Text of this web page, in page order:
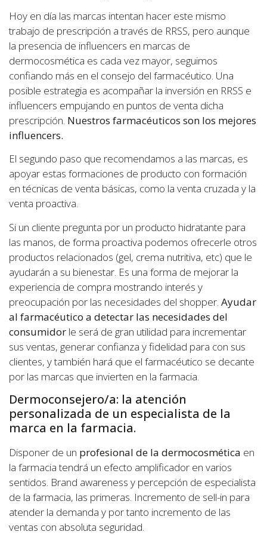
Hoy en día las marcas intentan hacer este mismo
trabajo de prescripción a través de RRSS, pero aunque
la presencia de influencers en marcas de
dermocosmética es cada vez mayor, seguimos
confiando más en el consejo del farmacéutico. Una
posible estrategia es acompañar la inversión en RRSS e
influencers empujando en puntos de venta dicha
prescripción. Nuestros farmacéuticos son los mejores
influencers.
El segundo paso que recomendamos a las marcas, es
apoyar estas formaciones de producto con formación
en técnicas de venta básicas, como la venta cruzada y la
venta proactiva.
Si un cliente pregunta por un producto hidratante para
las manos, de forma proactiva podemos ofrecerle otros
productos relacionados (gel, crema nutritiva, etc) que le
ayudarán a su bienestar. Es una forma de mejorar la
experiencia de compra mostrando interés y
preocupación por las necesidades del shopper. Ayudar
al farmacéutico a detectar las necesidades del
consumidor le será de gran utilidad para incrementar
sus ventas, generar confianza y fidelidad para con sus
clientes, y también hará que el farmacéutico se decante
por las marcas que invierten en la farmacia.
Dermoconsejero/a: la atención
personalizada de un especialista de la
marca en la farmacia.
Disponer de un profesional de la dermocosmética en
la farmacia tendrá un efecto amplificador en varios
sentidos. Brand awareness y percepción de especialista
de la farmacia, las primeras. Incremento de sell-in para
atender la demanda y por tanto incremento de las
ventas con absoluta seguridad.